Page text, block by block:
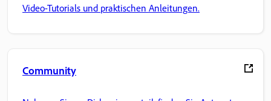
Video-Tutorials und praktischen Anleitungen.
Community